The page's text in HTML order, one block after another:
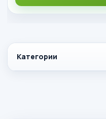
Категории